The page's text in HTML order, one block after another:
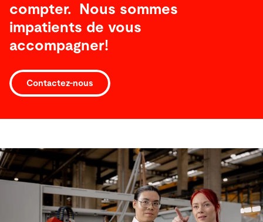
compter. Nous sommes
impatients de vous
accompagner!
Contactez-nous